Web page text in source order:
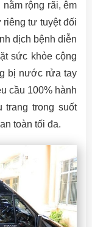
rộng rãi, êm
riêng tư tuyệt đối
dịch bệnh diễn
sức khỏe cộng
bị nước rửa tay
cầu 100% hành
trang trong suốt
toàn tối đa.